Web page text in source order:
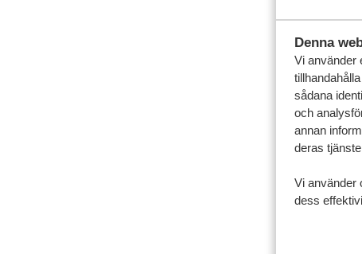
Denna
Vi använder
sådana
och
annan
deras
Vi använder
dess
I
dock
du